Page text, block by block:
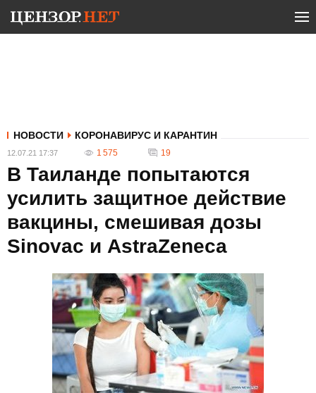
НОВОСТИ КОРОНАВИРУС И КАРАНТИН
12.07.21 17:37 1 575 19
В Таиланде попытаются
усилить защитное действие
вакцины, смешивая дозы
Sinovac и AstraZeneca